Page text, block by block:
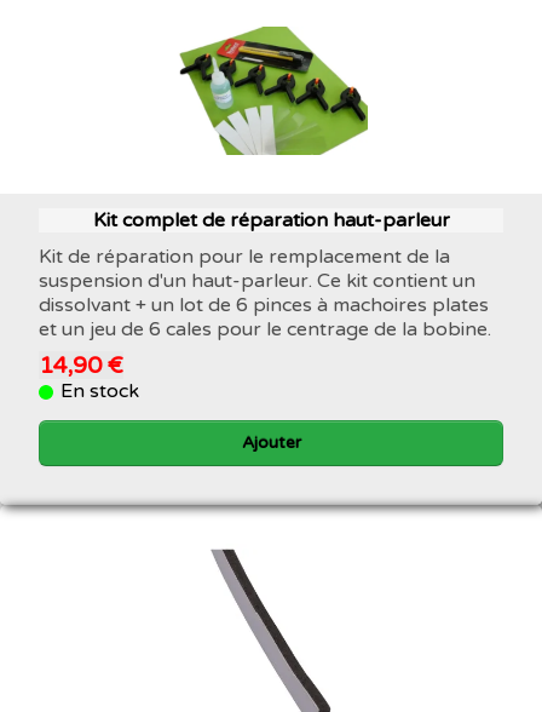
Kit complet de réparation haut-parleur
Kit de réparation pour le remplacement de la
suspension d'un haut-parleur. Ce kit contient un
dissolvant + un lot de 6 pinces à machoires plates
et un jeu de 6 cales pour le centrage de la bobine.
14,90 €
En stock
Ajouter